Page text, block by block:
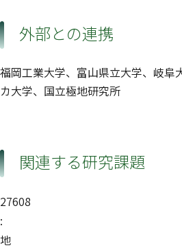
外部との連携
福岡工業大学、富山県立大学、岐阜
カ大学、国立極地研究所
関連する研究課題
27608
:
地